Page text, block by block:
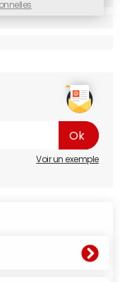
Voir un exemple